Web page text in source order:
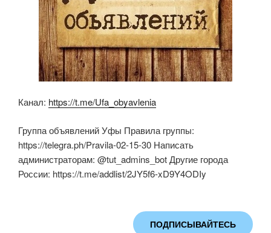
Канал: https://t.me/Ufa_obyavlenia
Группа объявлений Уфы Правила группы:
https://telegra.ph/Pravila-02-15-30 Написать
администраторам: @tut_admins_bot Другие города
России: https://t.me/addlist/2JY5f6-xD9Y4ODIy
ПОДПИСЫВАЙТЕСЬ